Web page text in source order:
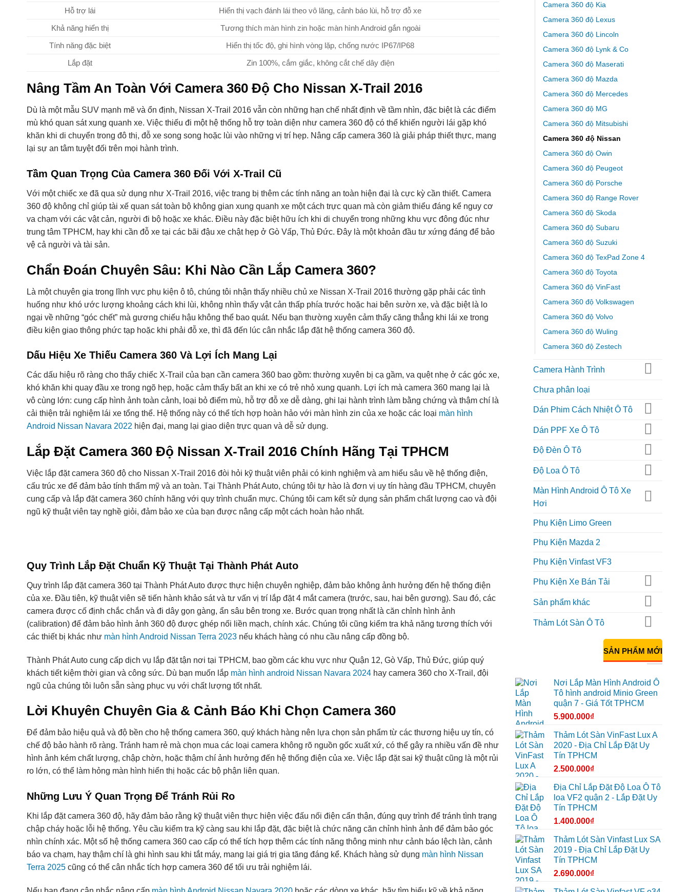
Hỗ trợ lái
Hiển thị vạch đánh lái theo vô lăng, cảnh báo lùi, hỗ trợ đỗ xe
Khả năng hiển thị
Tương thích màn hình zin hoặc màn hình Android gắn ngoài
Tính năng đặc biệt
Hiển thị tốc độ, ghi hình vòng lặp, chống nước IP67/IP68
Lắp đặt
Zin 100%, cắm giắc, không cắt chế dây điện
Nâng Tầm An Toàn Với Camera 360 Độ Cho Nissan X-Trail 2016
Dù là một mẫu SUV mạnh mẽ và ổn định, Nissan X-Trail 2016 vẫn còn những hạn chế nhất định về tầm nhìn, đặc biệt là các điểm
mù khó quan sát xung quanh xe. Việc thiếu đi một hệ thống hỗ trợ toàn diện như camera 360 độ có thể khiến người lái gặp khó
khăn khi di chuyển trong đô thị, đỗ xe song song hoặc lùi vào những vị trí hẹp. Nâng cấp camera 360 là giải pháp thiết thực, mang
lại sự an tâm tuyệt đối trên mọi hành trình.
Tầm Quan Trọng Của Camera 360 Đối Với X-Trail Cũ
Với một chiếc xe đã qua sử dụng như X-Trail 2016, việc trang bị thêm các tính năng an toàn hiện đại là cực kỳ cần thiết. Camera
360 độ không chỉ giúp tài xế quan sát toàn bộ không gian xung quanh xe một cách trực quan mà còn giảm thiểu đáng kể nguy cơ
va chạm với các vật cản, người đi bộ hoặc xe khác. Điều này đặc biệt hữu ích khi di chuyển trong những khu vực đông đúc như
trung tâm TPHCM, hay khi cần đỗ xe tại các bãi đậu xe chật hẹp ở Gò Vấp, Thủ Đức. Đây là một khoản đầu tư xứng đáng để bảo
vệ cả người và tài sản.
Chẩn Đoán Chuyên Sâu: Khi Nào Cần Lắp Camera 360?
Là một chuyên gia trong lĩnh vực phụ kiện ô tô, chúng tôi nhận thấy nhiều chủ xe Nissan X-Trail 2016 thường gặp phải các tình
huống như khó ước lượng khoảng cách khi lùi, không nhìn thấy vật cản thấp phía trước hoặc hai bên sườn xe, và đặc biệt là lo
ngại về những “góc chết” mà gương chiếu hậu không thể bao quát. Nếu bạn thường xuyên cảm thấy căng thẳng khi lái xe trong
điều kiện giao thông phức tạp hoặc khi phải đỗ xe, thì đã đến lúc cân nhắc lắp đặt hệ thống camera 360 độ.
Dấu Hiệu Xe Thiếu Camera 360 Và Lợi Ích Mang Lại
Các dấu hiệu rõ ràng cho thấy chiếc X-Trail của bạn cần camera 360 bao gồm: thường xuyên bị cạ gầm, va quệt nhẹ ở các góc xe,
khó khăn khi quay đầu xe trong ngõ hẹp, hoặc cảm thấy bất an khi xe có trẻ nhỏ xung quanh. Lợi ích mà camera 360 mang lại là
vô cùng lớn: cung cấp hình ảnh toàn cảnh, loại bỏ điểm mù, hỗ trợ đỗ xe dễ dàng, ghi lại hành trình làm bằng chứng và thậm chí là
cải thiện trải nghiệm lái xe tổng thể. Hệ thống này có thể tích hợp hoàn hảo với màn hình zin của xe hoặc các loại màn hình
Android Nissan Navara 2022 hiện đại, mang lại giao diện trực quan và dễ sử dụng.
Lắp Đặt Camera 360 Độ Nissan X-Trail 2016 Chính Hãng Tại TPHCM
Việc lắp đặt camera 360 độ cho Nissan X-Trail 2016 đòi hỏi kỹ thuật viên phải có kinh nghiệm và am hiểu sâu về hệ thống điện,
cấu trúc xe để đảm bảo tính thẩm mỹ và an toàn. Tại Thành Phát Auto, chúng tôi tự hào là đơn vị uy tín hàng đầu TPHCM, chuyên
cung cấp và lắp đặt camera 360 chính hãng với quy trình chuẩn mực. Chúng tôi cam kết sử dụng sản phẩm chất lượng cao và đội
ngũ kỹ thuật viên tay nghề giỏi, đảm bảo xe của bạn được nâng cấp một cách hoàn hảo nhất.
Quy Trình Lắp Đặt Chuẩn Kỹ Thuật Tại Thành Phát Auto
Quy trình lắp đặt camera 360 tại Thành Phát Auto được thực hiện chuyên nghiệp, đảm bảo không ảnh hưởng đến hệ thống điện
của xe. Đầu tiên, kỹ thuật viên sẽ tiến hành khảo sát và tư vấn vị trí lắp đặt 4 mắt camera (trước, sau, hai bên gương). Sau đó, các
camera được cố định chắc chắn và đi dây gọn gàng, ẩn sâu bên trong xe. Bước quan trọng nhất là căn chỉnh hình ảnh
(calibration) để đảm bảo hình ảnh 360 độ được ghép nối liền mạch, chính xác. Chúng tôi cũng kiểm tra khả năng tương thích với
các thiết bị khác như màn hình Android Nissan Terra 2023 nếu khách hàng có nhu cầu nâng cấp đồng bộ.
Thành Phát Auto cung cấp dịch vụ lắp đặt tận nơi tại TPHCM, bao gồm các khu vực như Quận 12, Gò Vấp, Thủ Đức, giúp quý
khách tiết kiệm thời gian và công sức. Dù bạn muốn lắp màn hình android Nissan Navara 2024 hay camera 360 cho X-Trail, đội
ngũ của chúng tôi luôn sẵn sàng phục vụ với chất lượng tốt nhất.
Lời Khuyên Chuyên Gia & Cảnh Báo Khi Chọn Camera 360
Để đảm bảo hiệu quả và độ bền cho hệ thống camera 360, quý khách hàng nên lựa chọn sản phẩm từ các thương hiệu uy tín, có
chế độ bảo hành rõ ràng. Tránh ham rẻ mà chọn mua các loại camera không rõ nguồn gốc xuất xứ, có thể gây ra nhiều vấn đề như
hình ảnh kém chất lượng, chập chờn, hoặc thậm chí ảnh hưởng đến hệ thống điện của xe. Việc lắp đặt sai kỹ thuật cũng là một rủi
ro lớn, có thể làm hỏng màn hình hiển thị hoặc các bộ phận liên quan.
Những Lưu Ý Quan Trọng Để Tránh Rủi Ro
Khi lắp đặt camera 360 độ, hãy đảm bảo rằng kỹ thuật viên thực hiện việc đấu nối điện cẩn thận, đúng quy trình để tránh tình trạng
chập cháy hoặc lỗi hệ thống. Yêu cầu kiểm tra kỹ càng sau khi lắp đặt, đặc biệt là chức năng căn chỉnh hình ảnh để đảm bảo góc
nhìn chính xác. Một số hệ thống camera 360 cao cấp có thể tích hợp thêm các tính năng thông minh như cảnh báo lệch làn, cảnh
báo va chạm, hay thậm chí là ghi hình sau khi tắt máy, mang lại giá trị gia tăng đáng kể. Khách hàng sử dụng màn hình Nissan
Terra 2025 cũng có thể cân nhắc tích hợp camera 360 để tối ưu trải nghiệm lái.
Camera 360 độ Kia
Camera 360 độ Lexus
Camera 360 độ Lincoln
Camera 360 độ Lynk & Co
Camera 360 độ Maserati
Camera 360 độ Mazda
Camera 360 độ Mercedes
Camera 360 độ MG
Camera 360 độ Mitsubishi
Camera 360 độ Nissan
Camera 360 độ Owin
Camera 360 độ Peugeot
Camera 360 độ Porsche
Camera 360 độ Range Rover
Camera 360 độ Skoda
Camera 360 độ Subaru
Camera 360 độ Suzuki
Camera 360 độ TexPad Zone 4
Camera 360 độ Toyota
Camera 360 độ VinFast
Camera 360 độ Volkswagen
Camera 360 độ Volvo
Camera 360 độ Wuling
Camera 360 độ Zestech
Camera Hành Trình
Chưa phân loại
Dán Phim Cách Nhiệt Ô Tô
Dán PPF Xe Ô Tô
Độ Đèn Ô Tô
Độ Loa Ô Tô
Màn Hình Android Ô Tô Xe
Hơi
Phụ Kiện Limo Green
Phụ Kiện Mazda 2
Phụ Kiện Vinfast VF3
Phụ Kiện Xe Bán Tải
Sản phẩm khác
Thảm Lót Sàn Ô Tô
SẢN PHẨM MỚI
Nơi Lắp Màn Hình Android Ô
Tô hình android Minio Green
quận 7 - Giá Tốt TPHCM
5.900.000₫
Thảm Lót Sàn VinFast Lux A
2020 - Địa Chỉ Lắp Đặt Uy
Tín TPHCM
2.500.000₫
Địa Chỉ Lắp Đặt Độ Loa Ô Tô
loa VF2 quận 2 - Lắp Đặt Uy
Tín TPHCM
1.400.000₫
Thảm Lót Sàn Vinfast Lux SA
2019 - Địa Chỉ Lắp Đặt Uy
Tín TPHCM
2.690.000₫